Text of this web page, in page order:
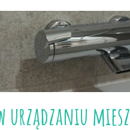
urządzaniu